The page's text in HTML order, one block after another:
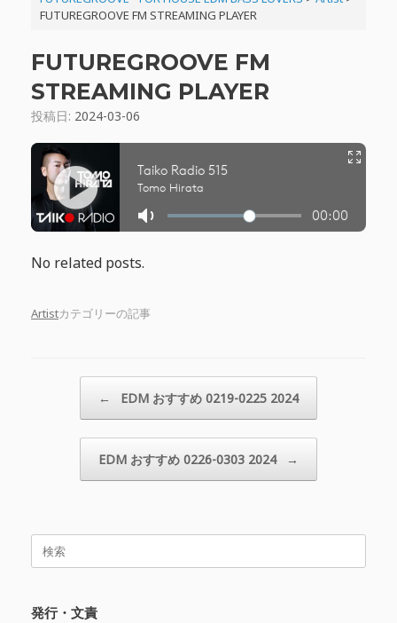
FUTUREGROOVE FM STREAMING PLAYER
FUTUREGROOVE FM
STREAMING PLAYER
投稿日: 2024-03-06
No related posts.
Artistカテゴリーの記事
← EDM おすすめ 0219-0225 2024
EDM おすすめ 0226-0303 2024 →
発行・文責